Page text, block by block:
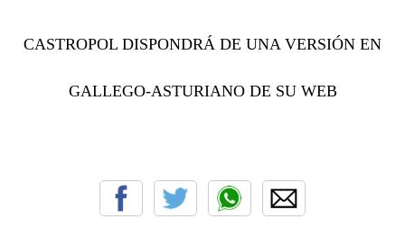
CASTROPOL DISPONDRÁ DE UNA VERSIÓN EN
GALLEGO-ASTURIANO DE SU WEB